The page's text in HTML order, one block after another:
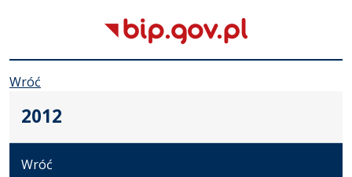
Wróć
2012
Wróć